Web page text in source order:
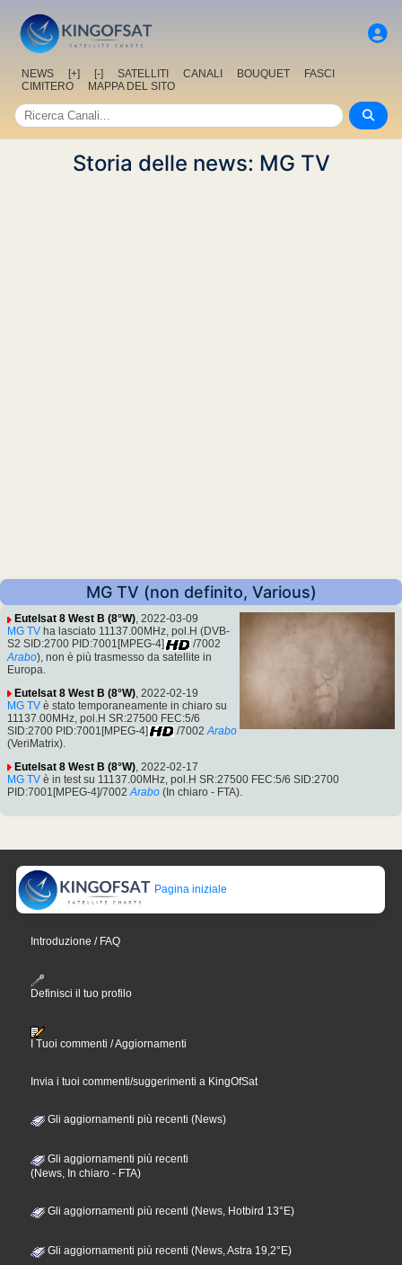
NEWS [+] [-] SATELLITI CANALI BOUQUET
FASCI
CIMITERO
MAPPA DEL SITO
Storia delle news: MG TV
MG TV (non definito, Various)
Eutelsat 8 West B (8°W), 2022-03-09
MG TV ha lasciato 11137.00MHz, pol.H (DVB-
S2 SID:2700 PID:7001[MPEG-4]
/7002
Arabo), non è più trasmesso da satellite in
Europa.
Eutelsat 8 West B (8°W) , 2022-02-19
MG TV è stato temporaneamente in chiaro su
11137.00MHz, pol.H SR:27500 FEC:5/6
SID:2700 PID:7001[MPEG-4]
/7002 Arabo
(VeriMatrix).
Eutelsat 8 West B (8°W), 2022-02-17
MG TV è in test su 11137.00MHz, pol.H SR:27500 FEC:5/6 SID:2700
PID:7001[MPEG-4]/7002 Arabo (In chiaro - FTA).
Pagina iniziale
Introduzione / FAQ
Definisci il tuo profilo
I Tuoi commenti / Aggiornamenti
Invia i tuoi commenti/suggerimenti a KingOfSat
Gli aggiornamenti più recenti (News)
Gli aggiornamenti più recenti
(News, In chiaro - FTA)
Gli aggiornamenti più recenti (News, Hotbird 13°E)
Gli aggiornamenti più recenti (News, Astra 19,2°E)